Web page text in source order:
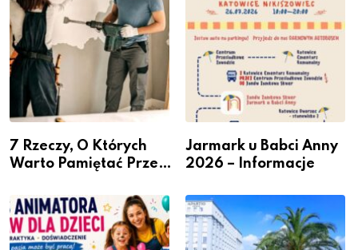
7 Rzeczy, O Których
Warto Pamiętać Przed
Jarmark u Babci Anny
2026 – Informacje